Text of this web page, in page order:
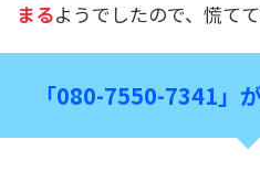
まるようでしたので、慌て
「080-7550-7341」